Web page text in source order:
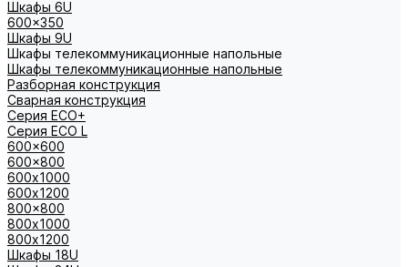
Шкафы 6U
600x350
Шкафы 9U
Шкафы телекоммуникационные напольные
Шкафы телекоммуникационные напольные
Разборная конструкция
Сварная конструкция
Серия ECO+
Серия ECO L
600x600
600x800
600х1000
600х1200
800x800
800х1000
800х1200
Шкафы 18U